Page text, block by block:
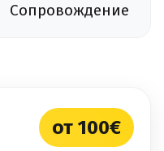
Сопровождение
от 100€